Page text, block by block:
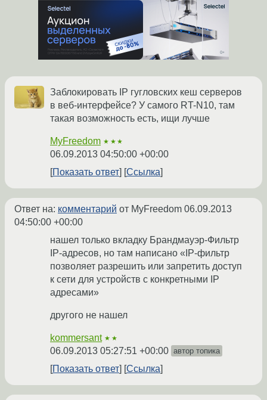
Заблокировать IP гугловских кеш серверов
в веб-интерфейсе? У самого RT-N10, там
такая возможность есть, ищи лучше
MyFreedom ★★★
06.09.2013 04:50:00 +00:00
Показать ответ
Ссылка
Ответ на: комментарий от MyFreedom 06.09.2013
04:50:00 +00:00
нашел только вкладку Брандмауэр-Фильтр
IP-адресов, но там написано «IP-фильтр
позволяет разрешить или запретить доступ
к сети для устройств с конкретными IP
адресами»
другого не нашел
kommersant ★★
06.09.2013 05:27:51 +00:00 автор топика
Показать ответ Ссылка